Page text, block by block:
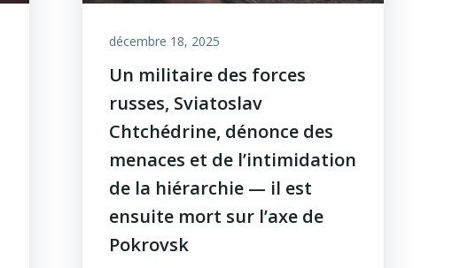
décembre 18, 2025
Un militaire des forces
russes, Sviatoslav
Chtchédrine, dénonce des
menaces et de l’intimidation
de la hiérarchie — il est
ensuite mort sur l’axe de
Pokrovsk